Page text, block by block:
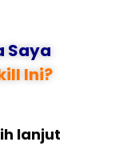
Saya
Ini?
lanjut